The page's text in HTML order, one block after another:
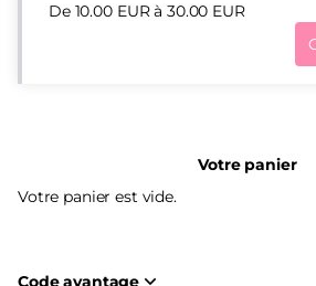
De 10.00 EUR à30.00 EUR
Votre panier
Votre panier est vide.
Code avantage